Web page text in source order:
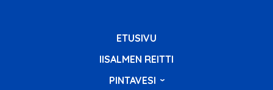
ETUSIVU
IISALMEN REITTI
PINTAVESI